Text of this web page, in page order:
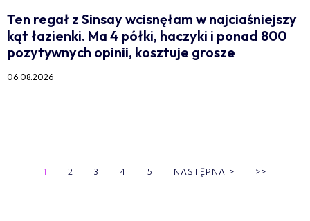
Ten regał z Sinsay wcisnęłam w najciaśniejszy
kąt łazienki. Ma 4 półki, haczyki i ponad 800
pozytywnych opinii, kosztuje grosze
06.08.2026
1 2 3 4 5 NASTĘPNA > >>